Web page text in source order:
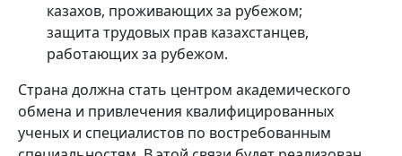
казахов, проживающих за рубежом;
защита трудовых прав казахстанцев,
работающих за рубежом.
Страна должна стать центром академического
обмена и привлечения квалифицированных
ученых и специалистов по востребованным